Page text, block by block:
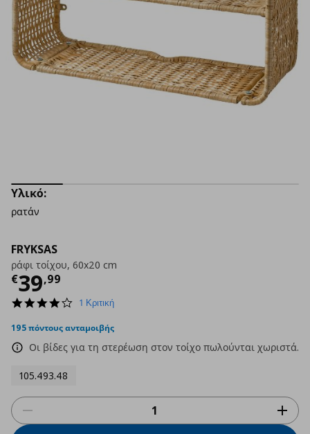
FRYKSAS
ράφι τοίχου, 60x20 cm
€39,99
Τρέχουσα τιμή
4.0
rating
1 Κριτική
195 πόντους ανταμοιβής
Οι βίδες για τη στερέωση στον τοίχο πωλούνται χωριστά.
105.493.48
Υλικό:
ρατάν